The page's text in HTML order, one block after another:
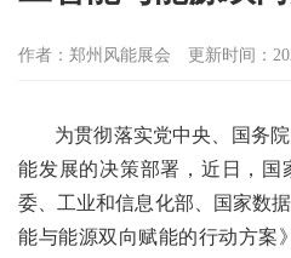
作者：郑州风能展会 更新时间：
为贯彻落实党中央、国务
能发展的决策部署，近日，国
委、工业和信息化部、国家数
能与能源双向赋能的行动方案